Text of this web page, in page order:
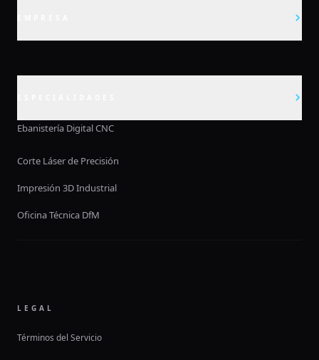
Ebanistería Digital CNC
Corte Láser de Precisión
Impresión 3D Industrial
Oficina Técnica DfM
LEGAL
Términos del Servicio